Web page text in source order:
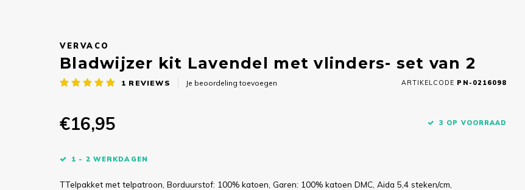
VERVACO
Bladwijzer kit Lavendel met vlinders- set van 2
1 REVIEWS Je beoordeling toevoegen ARTIKELCODE PN-0216098
€16,95 3 OP VOORRAAD
1 - 2 WERKDAGEN
TTelpakket met telpatroon, Borduurstof: 100% katoen, Garen: 100% katoen DMC, Aida 5,4 steken/cm,